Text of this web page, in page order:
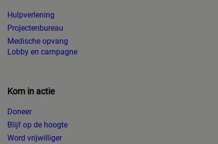
Hulpverlening
Projectenbureau
Medische opvang
Lobby en campagne
Kom in actie
Doneer
Blijf op de hoogte
Word vrijwilliger